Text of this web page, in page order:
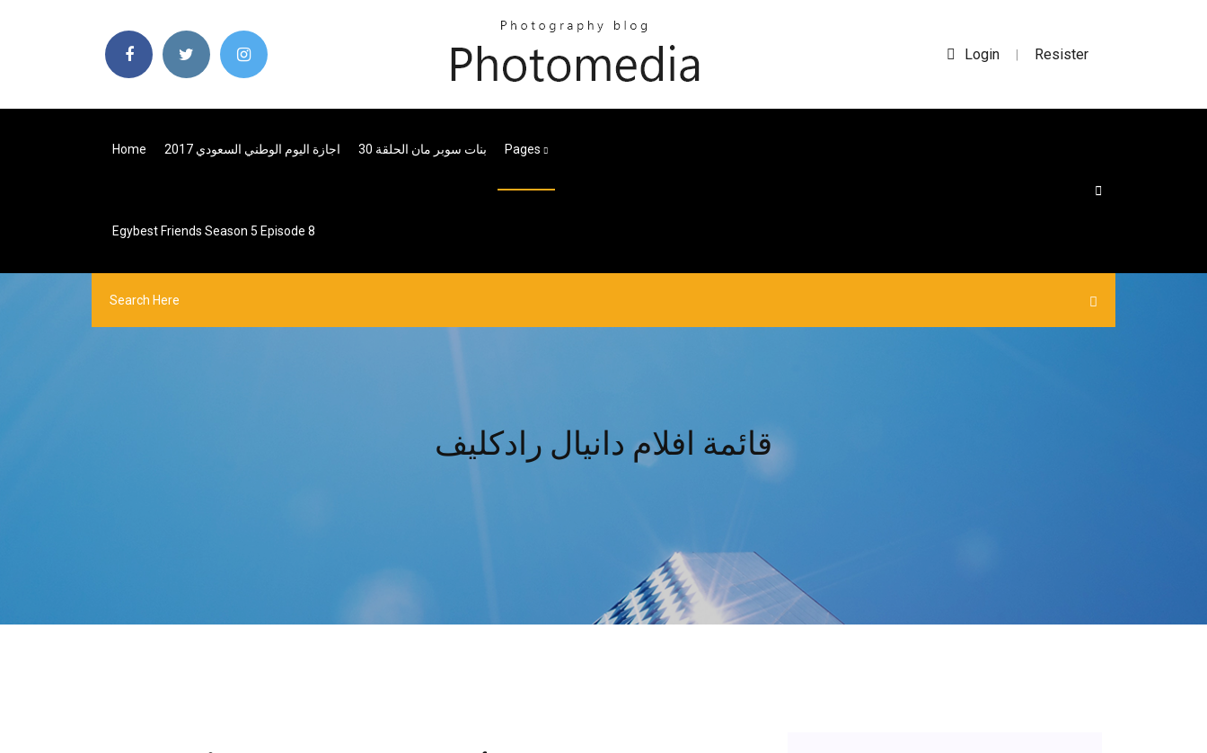
Login | Resister
Home اجازة اليوم الوطني السعودي 2017 بنات سوبر مان الحلقة 30 Pages
Egybest Friends Season 5 Episode 8
قائمة افلام دانيال رادكليف